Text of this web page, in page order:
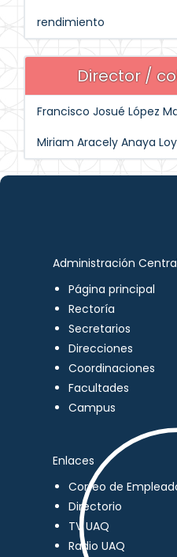
rendimiento
Director /
Francisco Josué López
Miriam Aracely Anaya
Administración
Página principal
Rectoría
Secretarios
Direcciones
Coordinaciones
Facultades
Campus
Enlaces
Correo de
Directorio
TV UAQ
Radio UAQ